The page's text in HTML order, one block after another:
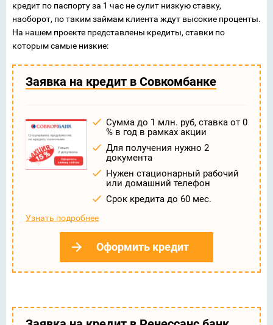
кредит по паспорту за 1 час не сулит низкую ставку,
наоборот, по таким займам клиента ждут высокие проценты.
На нашем проекте представлены кредиты, ставки по
которым самые низкие:
Заявка на кредит в Совкомбанке
Сумма до 1 млн. руб, ставка от 0
% в год в рамках акции
Для получения нужно 2
документа
Нужен стационарный рабочий
или домашний телефон
Срок кредита до 60 мес.
Узнать подробнее
Оформить кредит